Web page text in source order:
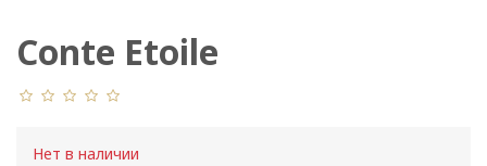
Conte Etoile
Нет в наличии